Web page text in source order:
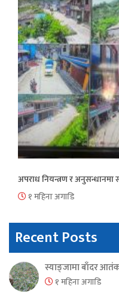
अपराध नियन्त्रण र अनुसन्धानमा
१ महिना अगाडि
Recent Posts
स्याङ्जामा बाँदर आतंक
१ महिना अगाडि